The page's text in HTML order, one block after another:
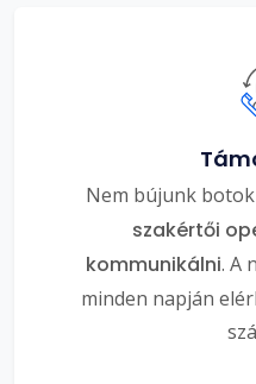
Nem bújunk
szakértői
kommunikálni. A
minden napján